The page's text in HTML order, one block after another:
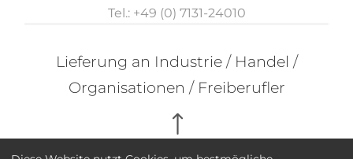
Tel.: +49 (0) 7131-24010
Lieferung an Industrie / Handel /
Organisationen / Freiberufler